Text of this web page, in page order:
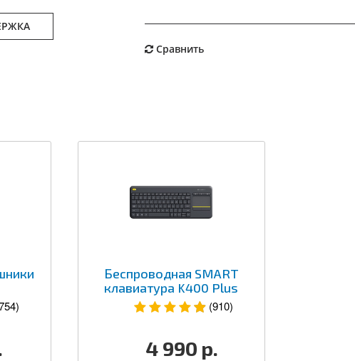
Сравнить
Беспроводная SMART
клавиатура K400 Plus
(910)
4 990 р.